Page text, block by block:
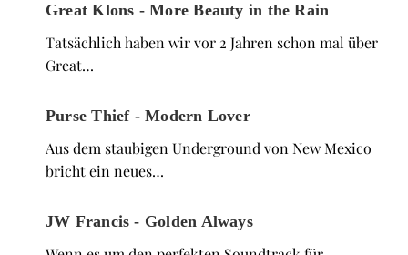
Great Klons - More Beauty in the Rain
Tatsächlich haben wir vor 2 Jahren schon mal über
Great…
Purse Thief - Modern Lover
Aus dem staubigen Underground von New Mexico
bricht ein neues…
JW Francis - Golden Always